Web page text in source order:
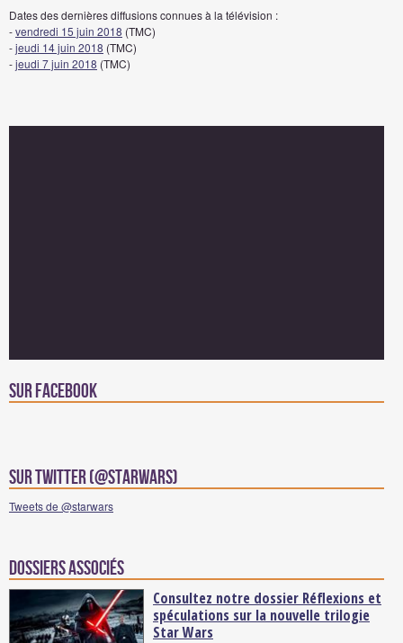
Dates des dernières diffusions connues à la télévision :
-vendredi 15 juin 2018 (TMC)
-jeudi 14 juin 2018 (TMC)
-jeudi 7 juin 2018 (TMC)
Sur facebook
Sur Twitter (@starwars)
Tweets de @starwars
Dossiers associés
Consultez notre dossier Réflexions et
spéculations sur la nouvelle trilogie
Star Wars